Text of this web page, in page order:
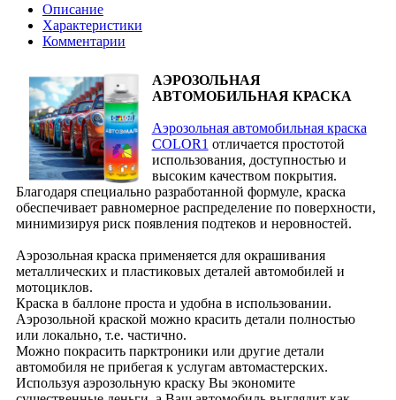
Описание
Характеристики
Комментарии
АЭРОЗОЛЬНАЯ
АВТОМОБИЛЬНАЯ КРАСКА
Аэрозольная автомобильная краска
COLOR1 отличается простотой
использования, доступностью и
высоким качеством покрытия.
Благодаря специально разработанной формуле, краска
обеспечивает равномерное распределение по поверхности,
минимизируя риск появления подтеков и неровностей.
Аэрозольная краска применяется для окрашивания
металлических и пластиковых деталей автомобилей и
мотоциклов.
Краска в баллоне проста и удобна в использовании.
Аэрозольной краской можно красить детали полностью
или локально, т.е. частично.
Можно покрасить парктроники или другие детали
автомобиля не прибегая к услугам автомастерских.
Используя аэрозольную краску Вы экономите